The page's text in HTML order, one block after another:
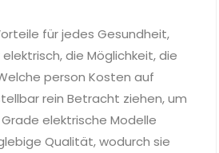
für jedes Gesundheit,
die Möglichkeit, die
person Kosten auf
rein Betracht ziehen, um
elektrische Modelle
Qualität, wodurch sie